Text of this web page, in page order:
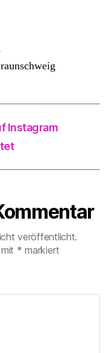
Instagram
veröffentlicht.
* markiert